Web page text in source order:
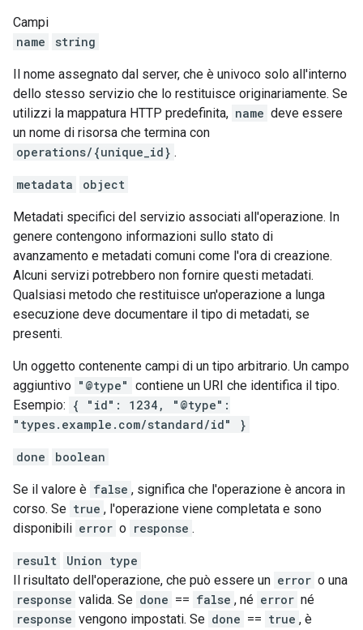
Campi
name
string
Il nome assegnato dal server, che è univoco solo all'interno
dello stesso servizio che lo restituisce originariamente. Se
utilizzi la mappatura HTTP predefinita, name deve essere
un nome di risorsa che termina con
operations/{unique_id} .
metadata object
Metadati specifici del servizio associati all'operazione. In
genere contengono informazioni sullo stato di
avanzamento e metadati comuni come l'ora di creazione.
Alcuni servizi potrebbero non fornire questi metadati.
Qualsiasi metodo che restituisce un'operazione a lunga
esecuzione deve documentare il tipo di metadati, se
presenti.
Un oggetto contenente campi di un tipo arbitrario. Un campo
aggiuntivo "@type" contiene un URI che identifica il tipo.
Esempio: { "id": 1234, "@type":
"types.example.com/standard/id" }
done boolean
Se il valore è false , significa che l'operazione è ancora in
corso. Se true , l'operazione viene completata e sono
disponibili error o response .
result
Union type
Il risultato dell'operazione, che può essere un error o una
response valida. Se done == false , né error né
response vengono impostati. Se done == true , è